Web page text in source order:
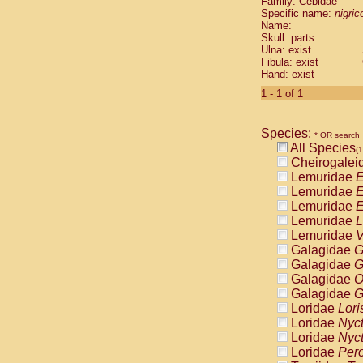
Cebidae
Cebidae
Cebidae
Cebidae
Cebidae
Cebidae
Cebidae
Cebidae
Cebidae
Cebidae
Cebidae
Cebidae
Atelidae
Atelidae
Atelidae
Atelidae
Atelidae
Atelidae
Atelidae
Atelidae
Atelidae
Atelidae
Pitheciidae
Specific name:
Name:
Skull: parts
Ulna: exist
Fibula: exist
Hand: exist
1 - 1 of 1
Species: * OR search
All Species
Lemuridae
Lemuridae
Lemuridae
Lemuridae
Lemuridae
Galagidae
Galagidae
Galagidae
Galagidae
Loridae
Loridae
Loridae
Loridae